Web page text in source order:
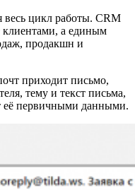
весь цикл работы. CRM
клиентами, а единым
продакшн и
приходит письмо,
тему и текст письма,
её первичными данными.